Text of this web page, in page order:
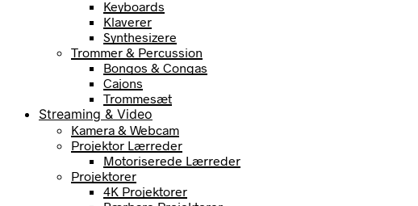
Keyboards
Klaverer
Synthesizere
Trommer & Percussion
Bongos & Congas
Cajons
Trommesæt
Streaming & Video
Kamera & Webcam
Projektor Lærreder
Motoriserede Lærreder
Projektorer
4K Projektorer